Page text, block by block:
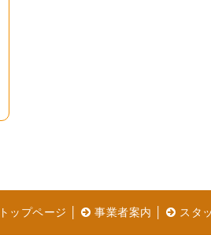
トップページ │ 事業者案内 │ スタ